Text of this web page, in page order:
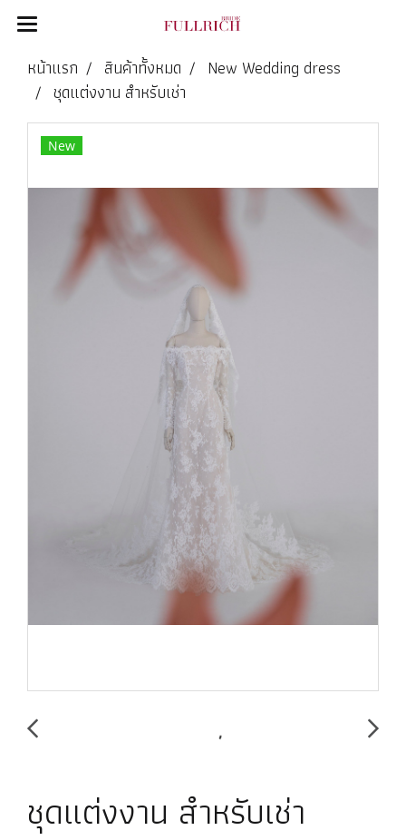
หน้าแรก สินค้าทั้งหมด
New Wedding dress
ชุดแต่งงาน สำหรับเช่า
New
ชุดแต่งงาน สำหรับเช่า